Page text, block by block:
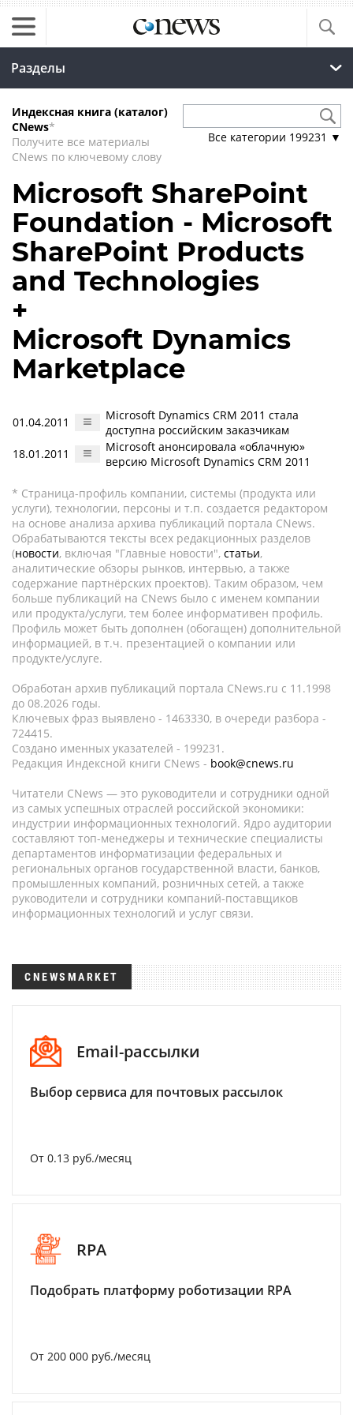
Разделы
Индексная книга (каталог)
CNews*
Получите все материалы
CNews по ключевому слову
Все категории 199231 ▼
Microsoft SharePoint
Foundation - Microsoft
SharePoint Products
and Technologies
+
Microsoft Dynamics
Marketplace
01.04.2011
Microsoft Dynamics CRM 2011 стала
доступна российским заказчикам
18.01.2011
Microsoft анонсировала «облачную»
версию Microsoft Dynamics CRM 2011
* Страница-профиль компании, системы (продукта или
услуги), технологии, персоны и т.п. создается редактором
на основе анализа архива публикаций портала CNews.
Обрабатываются тексты всех редакционных разделов
(новости, включая "Главные новости", статьи,
аналитические обзоры рынков, интервью, а также
содержание партнёрских проектов). Таким образом, чем
больше публикаций на CNews было с именем компании
или продукта/услуги, тем более информативен профиль.
Профиль может быть дополнен (обогащен) дополнительной
информацией, в т.ч. презентацией о компании или
продукте/услуге.
Обработан архив публикаций портала CNews.ru c 11.1998
до 08.2026 годы.
Ключевых фраз выявлено - 1463330, в очереди разбора -
724415.
Создано именных указателей - 199231.
Редакция Индексной книги CNews - book@cnews.ru
Читатели CNews — это руководители и сотрудники одной
из самых успешных отраслей российской экономики:
индустрии информационных технологий. Ядро аудитории
составляют топ-менеджеры и технические специалисты
департаментов информатизации федеральных и
региональных органов государственной власти, банков,
промышленных компаний, розничных сетей, а также
руководители и сотрудники компаний-поставщиков
информационных технологий и услуг связи.
CNEWSMARKET
Email-рассылки
Выбор сервиса для почтовых рассылок
От 0.13 руб./месяц
RPA
Подобрать платформу роботизации RPA
От 200 000 руб./месяц